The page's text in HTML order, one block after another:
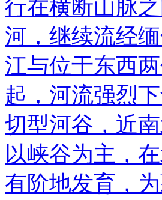
行在横断山脉
河，继续流经
江与位于东西
起，河流强烈
切型河谷，近
以峡谷为主，
有阶地发育，